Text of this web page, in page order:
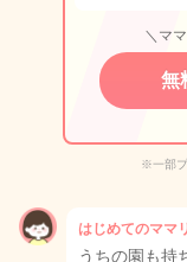
＼マ
無
※一部
はじめてのママ
うちの園も持